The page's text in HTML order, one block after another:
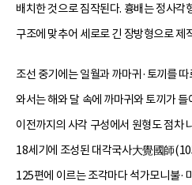
배치한 것으로 짐작된다. 흉배는 정사각
구조에 맞추어 세로로 긴 장방형으로 제
조선 중기에는 일월과 까마귀·토끼를
와서는 해와 달 속에 까마귀와 토끼가
이전까지의 사각 구성에서 원형도 점차
18세기에 조성된 대각국사大覺國師
125편에 이르는 조각마다 석가모니불·